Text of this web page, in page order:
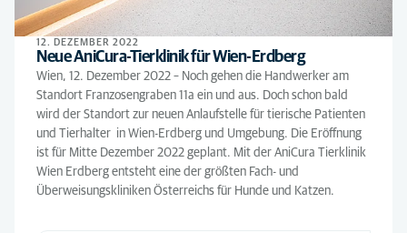
12. DEZEMBER 2022
Neue AniCura-Tierklinik für Wien-Erdberg
Wien, 12. Dezember 2022 – Noch gehen die Handwerker am
Standort Franzosengraben 11a ein und aus. Doch schon bald
wird der Standort zur neuen Anlaufstelle für tierische Patienten
und Tierhalter in Wien-Erdberg und Umgebung. Die Eröffnung
ist für Mitte Dezember 2022 geplant. Mit der AniCura Tierklinik
Wien Erdberg entsteht eine der größten Fach- und
Überweisungskliniken Österreichs für Hunde und Katzen.